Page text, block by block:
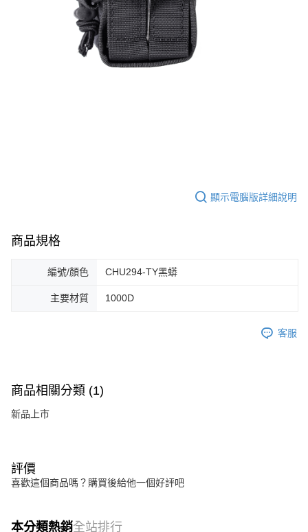
顯示電腦版詳細說明
商品規格
編號/顏色 CHU294-TY黑蟒
主要材質 1000D
客服
商品相關分類 (1)
新品上市
評價
喜歡這個商品嗎？購買後給他一個好評吧
本分類熱銷全站排行